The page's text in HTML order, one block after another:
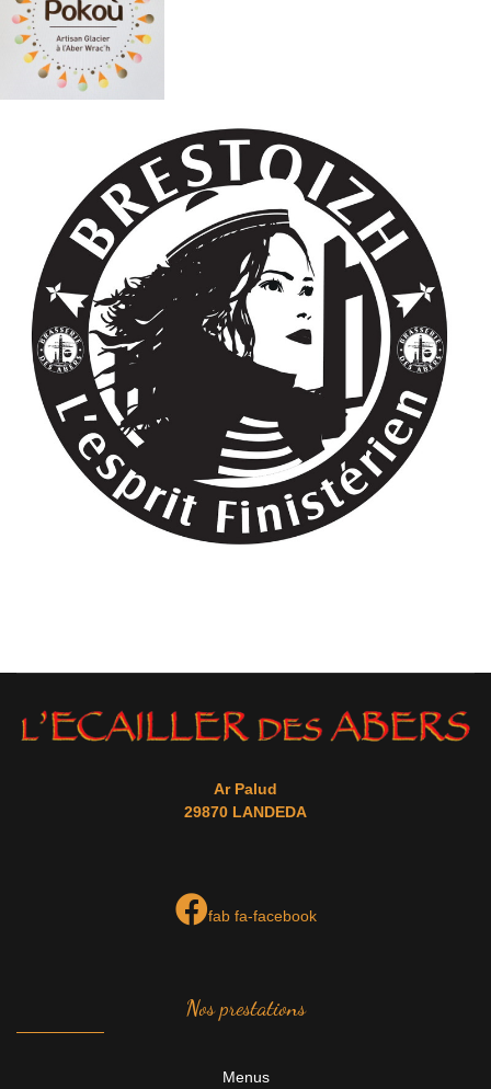
Ar Palud
29870 LANDEDA
fab fa-facebook
Nos prestations
Menus